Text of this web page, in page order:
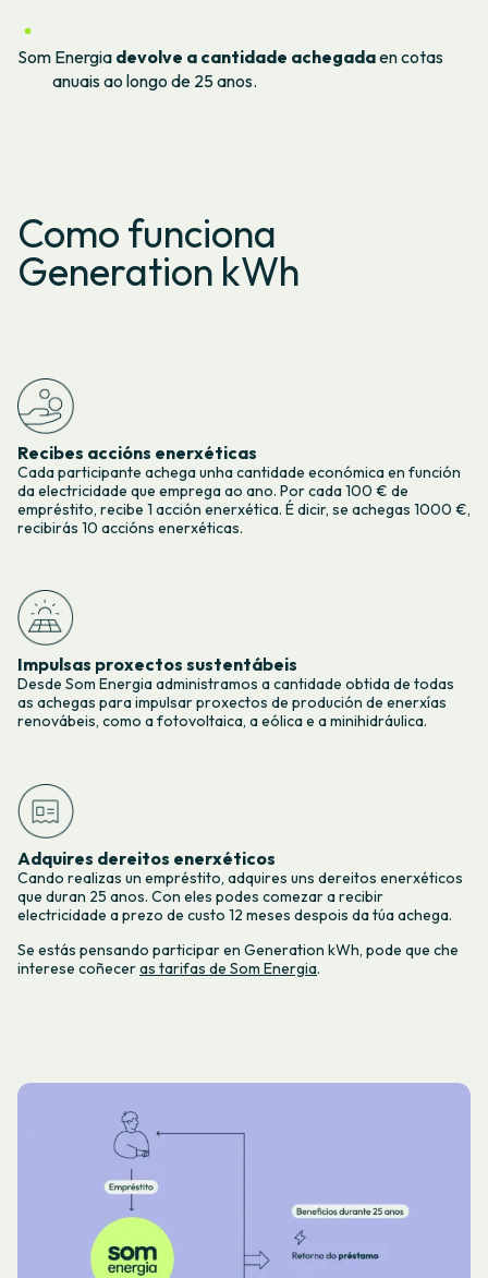
Som Energia devolve a cantidade achegadaen cotas
anuais ao longo de 25 anos.
Como funciona
Generation kWh
Recibes accións enerxéticas
Cada participante achega unha cantidade económica en función
da electricidade que emprega ao ano. Por cada 100 € de
empréstito, recibe 1 acción enerxética. É dicir, se achegas 1000 €,
recibirás 10 accións enerxéticas.
Impulsas proxectos sustentábeis
Desde Som Energia administramos a cantidade obtida de todas
as achegas para impulsar proxectos de produción de enerxías
renovábeis, como a fotovoltaica, a eólica e a minihidráulica.
Adquires dereitos enerxéticos
Cando realizas un empréstito, adquires uns dereitos enerxéticos
que duran 25 anos. Con eles podes comezar a recibir
electricidade a prezo de custo 12 meses despois da túa achega.
Se estás pensando participar en Generation kWh, pode que che
interese coñeceras tarifas de Som Energia.